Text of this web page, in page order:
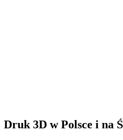
Druk 3D w Polsce i na